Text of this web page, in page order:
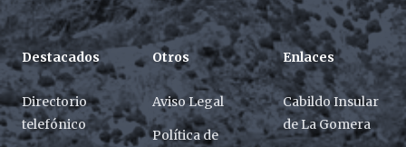
Destacados
Directorio
telefónico
Otros
Aviso Legal
Política de
Enlaces
Cabildo Insular
de La Gomera